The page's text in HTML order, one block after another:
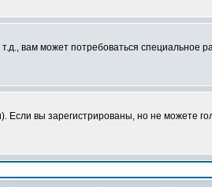
вам может потребоваться специальное
вы зарегистрированы, но не можете